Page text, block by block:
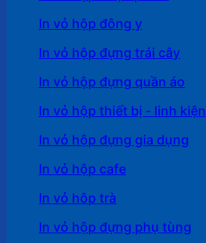
In vỏ hộp đông y
In vỏ hộp đựng trái cây
In vỏ hộp đựng quần áo
In vỏ hộp thiết bị - linh kiện
In vỏ hộp đựng gia dụng
In vỏ hộp cafe
In vỏ hôp trà
In vỏ hộp đựng phụ tùng